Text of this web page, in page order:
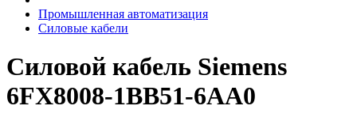
Промышленная автоматизация
Силовые кабели
Силовой кабель Siemens
6FX8008-1BB51-6AA0